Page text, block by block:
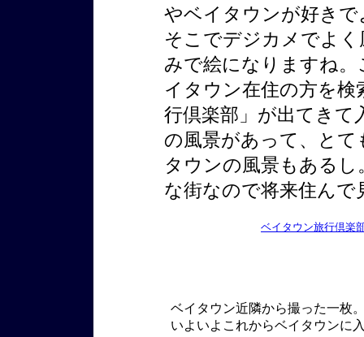
やベイタウンが好き
そこでデジカメでよ
みで絵になりますね
イタウン在住の方を
行倶楽部」が出てきて
の風景があって、と
タウンの風景もある
な街なので将来住んで
ベイタウン旅行倶楽
ベイタウン近隣から撮った一枚
いよいよこれからベイタウンに